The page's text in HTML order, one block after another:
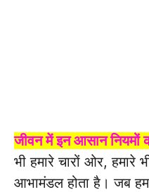
जीवन में इन आसान नियमों
भी हमारे चारों ओर, हमारे
आभामंडल होता है। जब